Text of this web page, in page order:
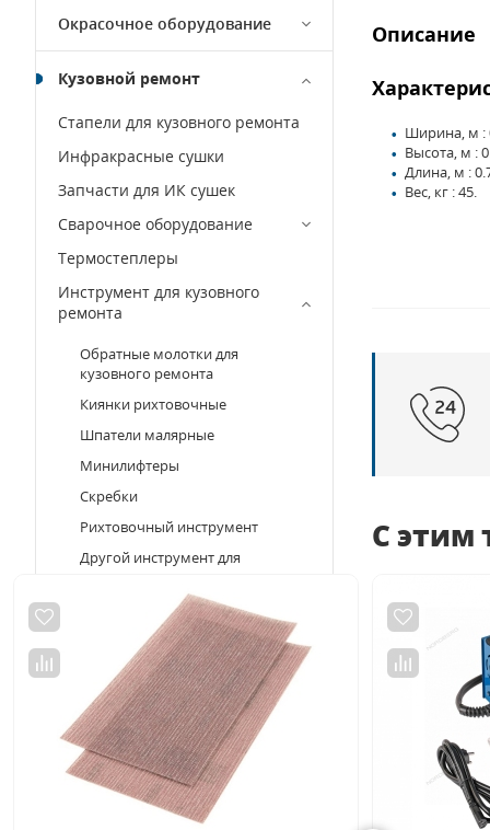
Окрасочное оборудование
Кузовной ремонт
Стапели для кузовного ремонта
Инфракрасные сушки
Запчасти для ИК сушек
Сварочное оборудование
Термостеплеры
Инструмент для кузовного
ремонта
Обратные молотки для
кузовного ремонта
Киянки рихтовочные
Шпатели малярные
Минилифтеры
Скребки
Рихтовочный инструмент
Другой инструмент для
Аксессуары и
доп.оборудование для стапелей
Компрессорное оборудование
Автохимия и автокосметика
Полировальный и
Описание
Ширина, м :
Высота, м :
Длина, м :
Вес, кг : 45.
С этим